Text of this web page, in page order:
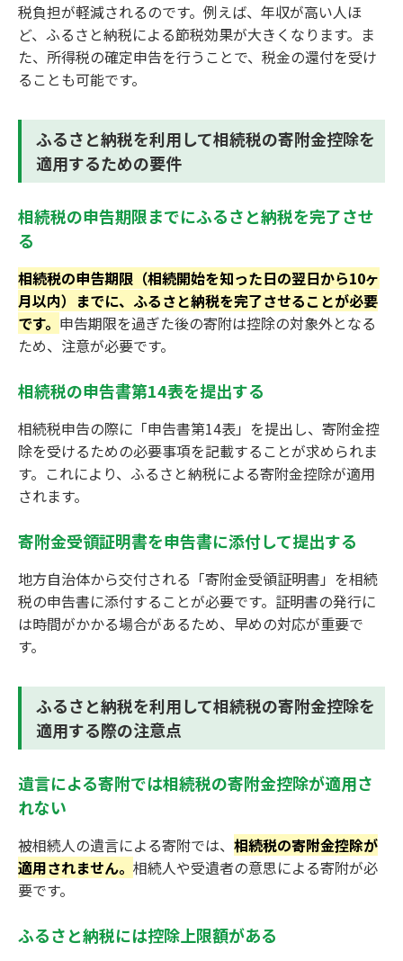
税負担が軽減されるのです。例えば、年収が高い人ほ
ど、ふるさと納税による節税効果が大きくなります。ま
た、所得税の確定申告を行うことで、税金の還付を受け
ることも可能です。
ふるさと納税を利用して相続税の寄附金控除を
適用するための要件
相続税の申告期限までにふるさと納税を完了させ
る
相続税の申告期限（相続開始を知った日の翌日から10ヶ
月以内）までに、ふるさと納税を完了させることが必要
です。 申告期限を過ぎた後の寄附は控除の対象外となる
ため、注意が必要です。
相続税の申告書第14表を提出する
相続税申告の際に「申告書第14表」を提出し、寄附金控
除を受けるための必要事項を記載することが求められま
す。これにより、ふるさと納税による寄附金控除が適用
されます。
寄附金受領証明書を申告書に添付して提出する
地方自治体から交付される「寄附金受領証明書」を相続
税の申告書に添付することが必要です。証明書の発行に
は時間がかかる場合があるため、早めの対応が重要で
す。
ふるさと納税を利用して相続税の寄附金控除を
適用する際の注意点
遺言による寄附では相続税の寄附金控除が適用さ
れない
被相続人の遺言による寄附では、 相続税の寄附金控除が
適用されません。 相続人や受遺者の意思による寄附が必
要です。
ふるさと納税には控除上限額がある